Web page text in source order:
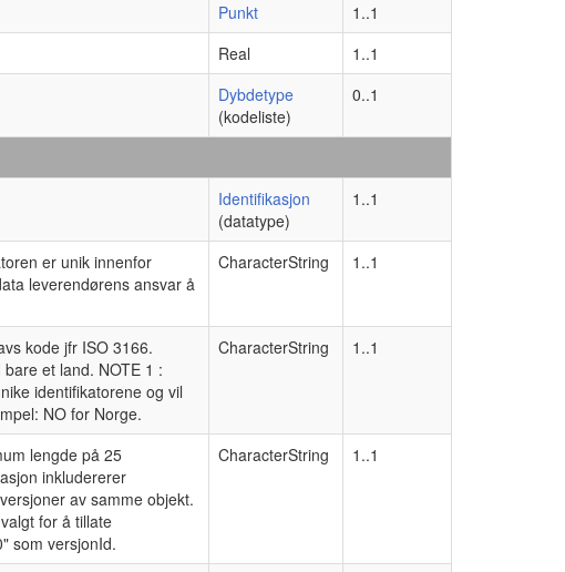
Punkt
1..1
Real
1..1
Dybdetype
(kodeliste)
0..1
Identifikasjon
(datatype)
1..1
er unik innenfor
leverendørens ansvar å
CharacterString 1..1
kode jfr ISO 3166.
et land. NOTE 1 :
identifikatorene og vil
NO for Norge.
CharacterString 1..1
lengde på 25
inkludererer
av samme objekt.
for å tillate
som versjonId.
CharacterString 1..1